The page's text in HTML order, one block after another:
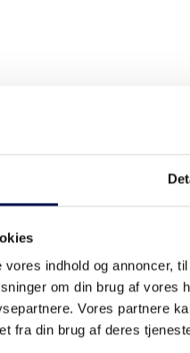
indhold og annoncer,
om din brug af vores
Vores partnere
fra din brug af deres